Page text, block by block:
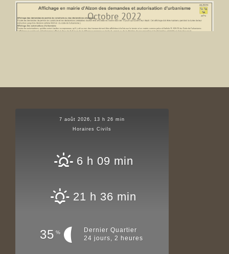
Octobre 2022
7 août 2026, 13 h 26 min
Horaires Civils
6 h 09 min
21 h 36 min
35 %
Dernier Quartier
24 jours, 2 heures